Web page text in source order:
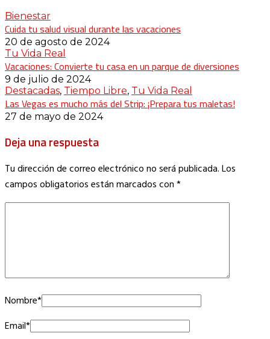
Bienestar
Cuida tu salud visual durante las vacaciones
20 de agosto de 2024
Tu Vida Real
Vacaciones: Convierte tu casa en un parque de diversiones
9 de julio de 2024
Destacadas, Tiempo Libre, Tu Vida Real
Las Vegas es mucho más del Strip: ¡Prepara tus maletas!
27 de mayo de 2024
Deja una respuesta
Tu dirección de correo electrónico no será publicada.Los
campos obligatorios están marcados con*
Nombre*
Email*